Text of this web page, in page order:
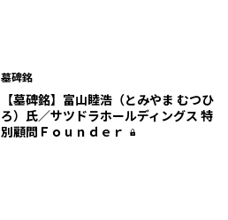
墓碑銘
【墓碑銘】富山睦浩（とみやま むつひ
ろ）氏／サツドラホールディングス 特
別顧問Ｆｏｕｎｄｅｒ